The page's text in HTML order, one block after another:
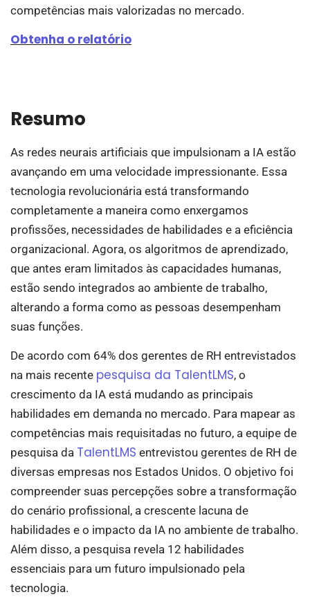
competências mais valorizadas no mercado.
Obtenha o relatório
Resumo
As redes neurais artificiais que impulsionam a IA estão
avançando em uma velocidade impressionante. Essa
tecnologia revolucionária está transformando
completamente a maneira como enxergamos
profissões, necessidades de habilidades e a eficiência
organizacional. Agora, os algoritmos de aprendizado,
que antes eram limitados às capacidades humanas,
estão sendo integrados ao ambiente de trabalho,
alterando a forma como as pessoas desempenham
suas funções.
De acordo com 64% dos gerentes de RH entrevistados
na mais recente pesquisa da TalentLMS, o
crescimento da IA está mudando as principais
habilidades em demanda no mercado. Para mapear as
competências mais requisitadas no futuro, a equipe de
pesquisa da TalentLMS entrevistou gerentes de RH de
diversas empresas nos Estados Unidos. O objetivo foi
compreender suas percepções sobre a transformação
do cenário profissional, a crescente lacuna de
habilidades e o impacto da IA no ambiente de trabalho.
Além disso, a pesquisa revela 12 habilidades
essenciais para um futuro impulsionado pela
tecnologia.